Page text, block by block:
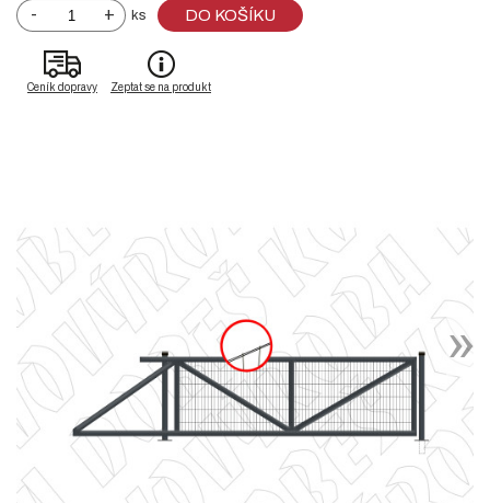
- + ks DO KOŠÍKU
Ceník dopravy Zeptat se na produkt